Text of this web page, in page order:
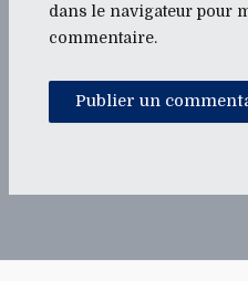
dans le navigateur pour
commentaire.